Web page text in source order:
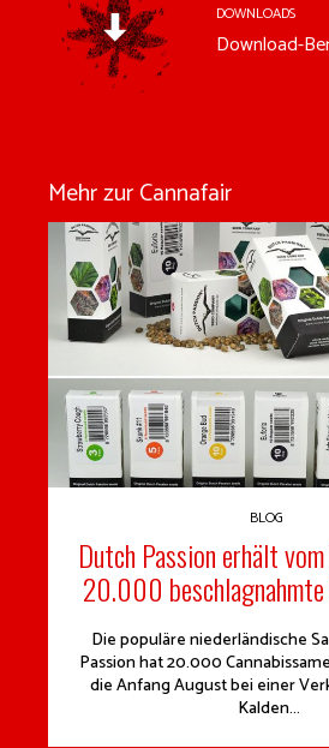
DOWNLOADS
Download-
Mehr zur Cannafair
BLOG
Dutch Passion erhält
20.000 beschlagnahmte
Die populäre niederländische
Passion hat 20.000
die Anfang August bei einer
Kalden...